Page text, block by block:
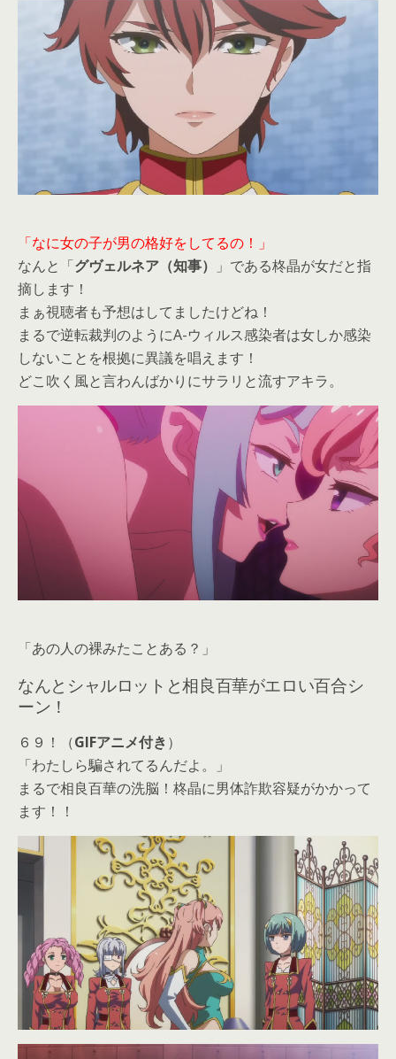
「なに女の子が男の格好をしてるの！」
なんと「グヴェルネア（知事）
」である柊晶が女だと指
摘します！
まぁ視聴者も予想はしてましたけどね！
まるで逆転裁判のようにA-ウィルス感染者は女しか感染
しないことを根拠に異議を唱えます！
どこ吹く風と言わんばかりにサラリと流すアキラ。
「あの人の裸みたことある？」
なんとシャルロットと相良百華がエロい百合シ
ーン！
６９！（GIFアニメ付き）
「わたしら騙されてるんだよ。」
まるで相良百華の洗脳！柊晶に男体詐欺容疑がかかって
ます！！